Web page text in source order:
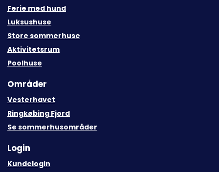
Ferie med hund
Luksushuse
Store sommerhuse
Aktivitetsrum
Poolhuse
Områder
Vesterhavet
Ringkøbing Fjord
Se sommerhusområder
Login
Kundelogin